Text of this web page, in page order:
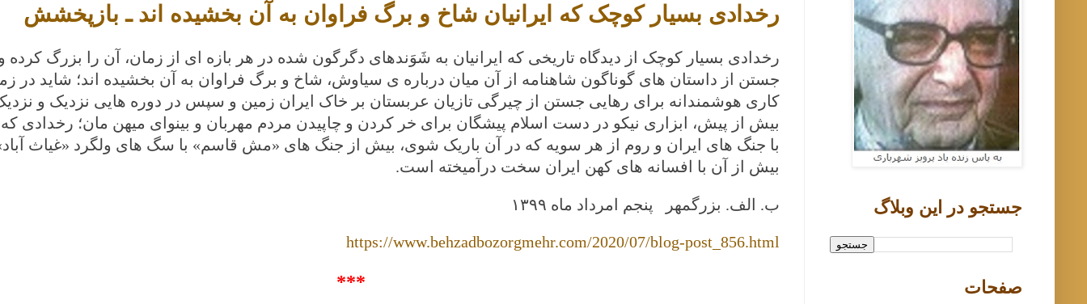
رخدادی بسیار کوچک که ایرانیان شاخ و برگ فراوان به آن بخشیده اند ـ بازپخشش
رخدادی بسیار کوچک از دیدگاه تاریخی که ایرانیان به شَوَندهای دگرگون شده در هر بازه ای از زمان، آن را بزرگ کرده و
جستن از داستان های گوناگون شاهنامه از آن میان درباره ی سیاوش، شاخ و برگ فراوان به آن بخشیده اند؛ شاید در
کاری هوشمندانه برای رهایی جستن از چیرگی تازیان عربستان بر خاک ایران زمین و سپس در دوره هایی نزدیک و
بیش از پیش، ابزاری نیکو در دست اسلام پیشگان برای خر کردن و چاپیدن مردم مهربان و بینوای میهن مان؛ رخدادی
با جنگ های ایران و روم از هر سویه که در آن باریک شوی، بیش از جنگ های «مش قاسم» با سگ های ولگرد «غیاث
بیش از آن با افسانه های کهن ایران سخت درآمیخته است.
ب. الف. بزرگمهر پنجم امرداد ماه ۱۳۹۹
https://www.behzadbozorgmehr.com/2020/07/blog-post_856.html
***
جستجو در اين وبلاگ
صفحات